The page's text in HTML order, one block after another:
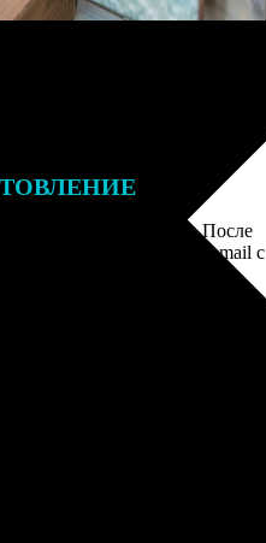
банковской картой. После
подтверждение на email с
Когда отправим заказ